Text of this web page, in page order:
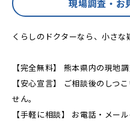
現場調査・お
くらしのドクターなら、小さ
【完全無料】 熊本県内の現地
【安心宣言】 ご相談後のしつ
せん。
【手軽に相談】 お電話・メー